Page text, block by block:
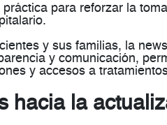
para reforzar la
y sus familias, la
y comunicación,
y accesos a
hacia la